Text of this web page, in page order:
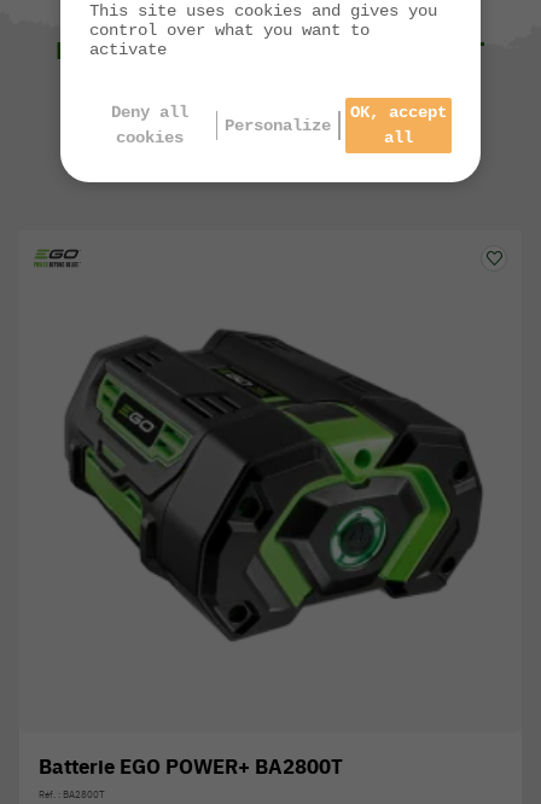
NOUS VOUS SUGGÉRONS ÉGALEMENT
Batterie EGO POWER+ BA2800T
Réf. : BA2800T
This site uses cookies and gives you
control over what you want to
activate
Deny all
cookies
Personalize
OK, accept
all